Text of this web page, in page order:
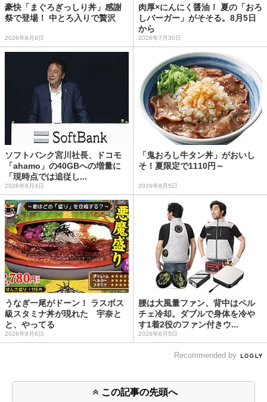
豪快「まぐろぎっしり丼」感謝
祭で登場！ 中とろ入りで贅沢
2026年8月8日
肉厚×にんにく醤油！ 夏の「おろ
しバーガー」がそそる。8月5日
から
2026年7月30日
ソフトバンク宮川社長、ドコモ
「ahamo」の40GBへの増量に
「現時点では追従し...
2026年8月4日
「鬼おろし牛タン丼」がおいし
そ！夏限定で1110円～
2026年8月5日
うなぎ一尾がドーン！ ラスボス
級スタミナ丼が現れた 宇奈と
と、やってる
2026年8月6日
腰は大風量ファン、背中はペル
チェ冷却。ダブルで身体を冷や
す1着2役のファン付きウ...
2026年8月5日
Recommended by
この記事の先頭へ